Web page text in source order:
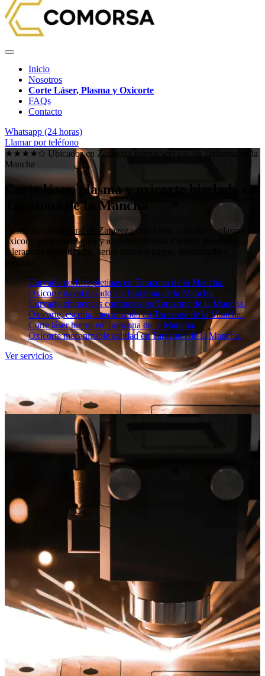
Inicio
Nosotros
Corte Láser, Plasma y Oxicorte
FAQs
Contacto
Whatsapp (24 horas)
Llamar por teléfono
★★★★✩ Ubicados en Zaragoza damos servicio en
Tarazona de la
Mancha
Corte láser, plasma y oxicorte biselado en
Tarazona de la Mancha
Desde nuestra central de Zaragozaofrecemos corte láser, plasma y
oxicorte para acero, inox y aluminio en toda España. Precisión,
tolerancias garantizadas, series cortas o largas, desbarbado y
plegado.
Curvado perfiles pletinas en Tarazona de la Mancha.
Oxicorte naval pesado en Tarazona de la Mancha.
Curvado chimeneas conductos en Tarazona de la Mancha.
Oxicorte, escoria, mecanizada en Tarazona de la Mancha.
Corte láser hierro en Tarazona de la Mancha.
Oxicorte mecanizable calidad en Tarazona de la Mancha.
Ver servicios